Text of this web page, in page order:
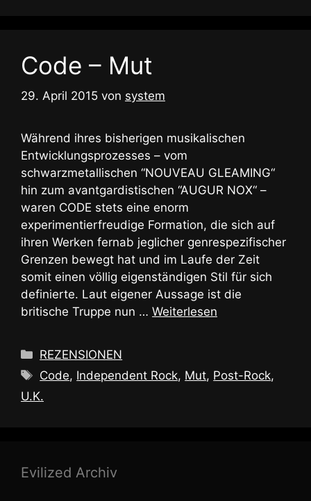
Code – Mut
29. April 2015 von system
Während ihres bisherigen musikalischen
Entwicklungsprozesses – vom
schwarzmetallischen “NOUVEAU GLEAMING“
hin zum avantgardistischen “AUGUR NOX“ –
waren CODE stets eine enorm
experimentierfreudige Formation, die sich auf
ihren Werken fernab jeglicher genrespezifischer
Grenzen bewegt hat und im Laufe der Zeit
somit einen völlig eigenständigen Stil für sich
definierte. Laut eigener Aussage ist die
britische Truppe nun … Weiterlesen
Kategorien
REZENSIONEN
Schlagwörter
Code, Independent Rock, Mut, Post-Rock,
U.K.
Evilized Archiv